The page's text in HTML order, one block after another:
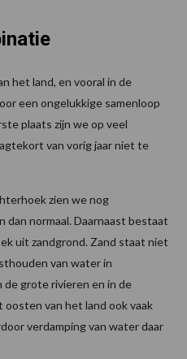
het land, en vooral in de
een ongelukkige samenloop
plaats zijn we op veel
van vorig jaar niet te
zien we nog
dan normaal. Daarnaast bestaat
uit zandgrond. Zand staat niet
van water in
grote rivieren en in de
van het land ook vaak
verdamping van water daar